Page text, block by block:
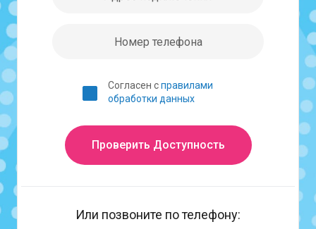
Согласен справилами
обработки данных
Проверить Доступность
Или позвоните по телефону: